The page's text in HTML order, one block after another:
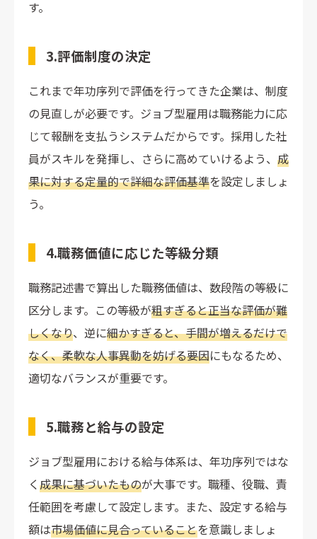
す。
3.評価制度の決定
これまで年功序列で評価を行ってきた企業は、制度
の見直しが必要です。ジョブ型雇用は職務能力に応
じて報酬を支払うシステムだからです。採用した社
員がスキルを発揮し、さらに高めていけるよう、 成
果に対する定量的で詳細な評価基準を設定しましょ
う。
4.職務価値に応じた等級分類
職務記述書で算出した職務価値は、数段階の等級に
区分します。この等級が粗すぎると正当な評価が難
しくなり、逆に細かすぎると、手間が増えるだけで
なく、柔軟な人事異動を妨げる要因にもなるため、
適切なバランスが重要です。
5.職務と給与の設定
ジョブ型雇用における給与体系は、年功序列ではな
く成果に基づいたものが大事です。職種、役職、責
任範囲を考慮して設定します。また、設定する給与
額は市場価値に見合っていることを意識しましょ